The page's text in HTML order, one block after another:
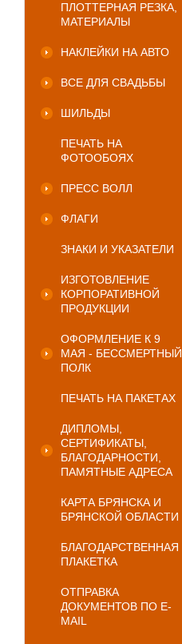
ПЛОТТЕРНАЯ РЕЗКА,
МАТЕРИАЛЫ
НАКЛЕЙКИ НА АВТО
ВСЕ ДЛЯ СВАДЬБЫ
ШИЛЬДЫ
ПЕЧАТЬ НА
ФОТООБОЯХ
ПРЕСС ВОЛЛ
ФЛАГИ
ЗНАКИ И УКАЗАТЕЛИ
ИЗГОТОВЛЕНИЕ
КОРПОРАТИВНОЙ
ПРОДУКЦИИ
ОФОРМЛЕНИЕ К 9
МАЯ - БЕССМЕРТНЫЙ
ПОЛК
ПЕЧАТЬ НА ПАКЕТАХ
ДИПЛОМЫ,
СЕРТИФИКАТЫ,
БЛАГОДАРНОСТИ,
ПАМЯТНЫЕ АДРЕСА
КАРТА БРЯНСКА И
БРЯНСКОЙ ОБЛАСТИ
БЛАГОДАРСТВЕННАЯ
ПЛАКЕТКА
ОТПРАВКА
ДОКУМЕНТОВ ПО E-
MAIL